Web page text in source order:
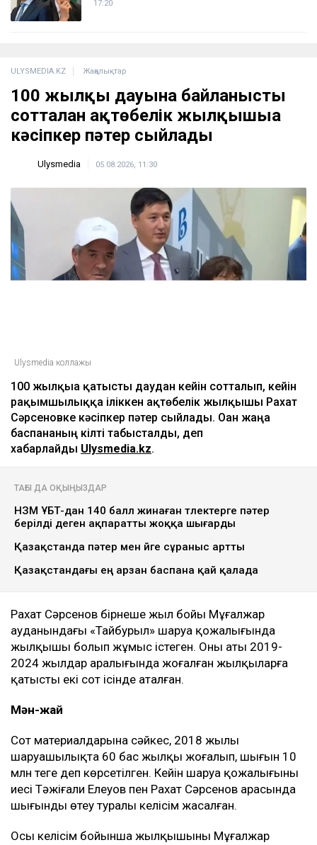
17:20
ULYSMEDIA.KZ Жаңалықтар
100 жылқы дауына байланысты
сотталған ақтөбелік жылқышыға
кәсіпкер пәтер сыйлады
Ulysmedia 05.08.2026, 11:30
Ulysmedia коллажы
100 жылқыға қатысты даудан кейін сотталып, кейін
рақымшылыққа іліккен ақтөбелік жылқышы Рахат
Сәрсеновке кәсіпкер пәтер сыйлады. Оған жаңа
баспананың кілті табысталды, деп
хабарлайды Ulysmedia.kz.
ТАҒЫ ДА ОҚЫҢЫЗДАР
НЗМ ҰБТ-дан 140 балл жинаған түлектерге пәтер
берілді деген ақпаратты жоққа шығарды
Қазақстанда пәтер мен үйге сұраныс артты
Қазақстандағы ең арзан баспана қай қалада
Рахат Сәрсенов бірнеше жыл бойы Мұғалжар
ауданындағы «Тайбурыл» шаруа қожалығында
жылқышы болып жұмыс істеген. Оның аты 2019-
2024 жылдар аралығында жоғалған жылқыларға
қатысты екі сот ісінде аталған.
Мән-жай
Сот материалдарына сәйкес, 2018 жылы
шаруашылықта 60 бас жылқы жоғалып, шығын 10
млн теңге деп көрсетілген. Кейін шаруа қожалығының
иесі Тәжіғали Елеуов пен Рахат Сәрсенов арасында
шығынды өтеу туралы келісім жасалған.
Осы келісім бойынша жылқышының Мұғалжар